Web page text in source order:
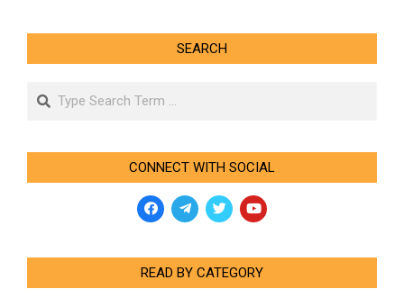
SEARCH
Search
CONNECT WITH SOCIAL
READ BY CATEGORY